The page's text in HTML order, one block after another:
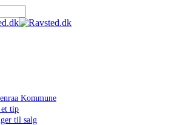
Kommune
tip
til salg